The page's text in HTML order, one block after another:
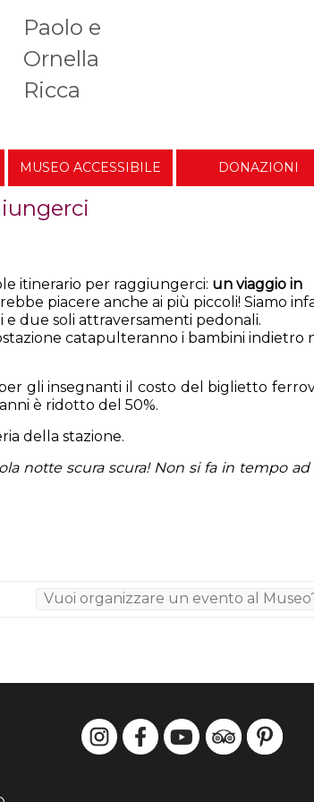
Paolo e
Ornella
Ricca
MUSEO ACCESSIBILE DONAZIONI
itinerario per raggiungerci: un viaggio in
piacere anche ai più piccoli! Siamo
e due soli attraversamenti pedonali.
catapulteranno i bambini indietro
gli insegnanti il costo del biglietto
è ridotto del 50%.
della stazione.
notte scura scura! Non si fa in tempo ad
Vuoi organizzare un evento al